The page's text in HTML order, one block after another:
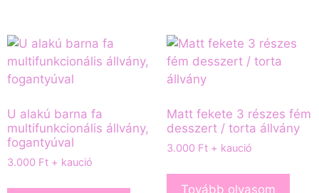
U alakú barna fa
multifunkcionális állvány,
fogantyúval
3.000 Ft + kaució
Matt fekete 3 részes fém
desszert / torta állvány
3.000 Ft + kaució
Tovább olvasom